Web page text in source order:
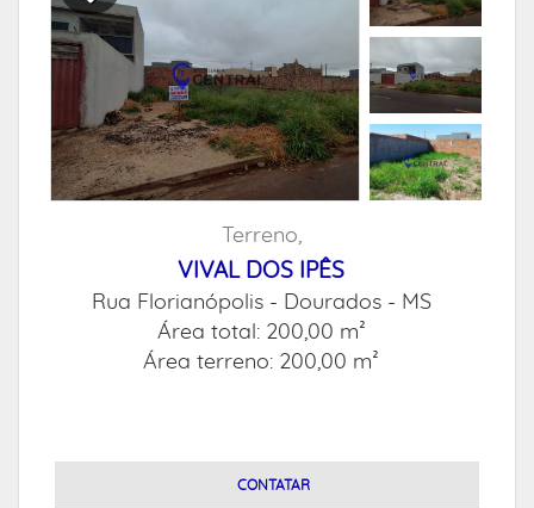
Terreno,
VIVAL DOS IPÊS
Rua Florianópolis - Dourados - MS
Área total: 200,00 m²
Área terreno: 200,00 m²
CONTATAR